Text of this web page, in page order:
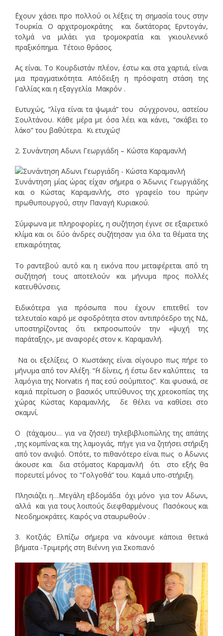
΄Εχουν χάσει προ πολλού οι λέξεις τη σημασία τους στην
Τουρκία. Ο αρχιτρομοκράτης και δικτάτορας Ερντογάν,
τολμά να μιλάει για τρομοκρατία και γκιουλενικό
πραξικόπημα. Τέτοιο θράσος.
Ας είναι. Το Κουρδιστάν πλέον, έστω και στα χαρτιά, είναι
μια πραγματικότητα. Απόδειξη η πρόσφατη στάση της
Γαλλίας και η εξαγγελία Μακρόν .
Ευτυχώς, “λίγα είναι τα ψωμιά” του σύγχρονου, αστείου
Σουλτάνου. Κάθε μέρα με όσα λέει και κάνει, “σκάβει το
λάκο” του βαθύτερα. Κι ετυχώς!
2. Συνάντηση Αδωνι Γεωργιάδη – Κώστα Καραμανλή
Συνάντηση μίας ώρας είχαν σήμερα ο Άδωνις Γεωργιάδης
και ο Κώστας Καραμανλής, στο γραφείο του πρώην
πρωθυπουργού, στην Παναγή Κυριακού.
Σύμφωνα με πληροφορίες, η συζήτηση έγινε σε εξαιρετικό
κλίμα και οι δύο άνδρες συζήτησαν για όλα τα θέματα της
επικαιρότητας.
Το ραντεβού αυτό και η εικόνα που μεταφέρεται από τη
συζήτησή τους αποτελούν και μήνυμα προς πολλές
κατευθύνσεις.
Ειδικότερα για πρόσωπα που έχουν επιτεθεί τον
τελευταίο καιρό με σφοδρότητα στον αντιπρόεδρο της ΝΔ,
υποστηρίζοντας ότι εκπροσωπούν την «ψυχή της
παράταξης», με αναφορές στον κ. Καραμανλή.
Να οι εξελίξεις. Ο Κωστάκης είναι σίγουρο πως πήρε το
μήνυμα από τον Αλέξη. “΄Η δίνεις, ή έστω δεν καλύπτεις τα
λαμόγια της Norvatis ή πας εσύ σούμπιτος”. Και φυσικά, σε
καμιά περίτωση ο βασικός υπεύθυνος της χρεοκοπίας της
χώρας Κώστας Καραμανλής, δε θέλει να καθίσει στο
σκαμνί.
Ο (τάχαμου… για να ζήσει!) τηλεβιβλιοπώλης της απάτης
,της κομπίνας και της λαμογιάς, πήγε για να ζητήσει στήριξη
από τον ανιψιό. Οπότε, το πιθανότερο είναι πως ο ΄Αδωνις
άκουσε και δια στόματος Καραμανλή ότι στο εξής θα
πορευτεί μόνος το “Γολγοθά” του. Καμιά υπο-στήριξη.
Πλησιάζει η…Μεγάλη εβδομάδα όχι μόνο για τον ΄Αδωνι,
αλλά και για τους λοιπούς διεφθαρμένους Πασόκους και
Νεοδημοκράτες. Καιρός να σταυρωθούν .
3. Κοτζιάς: Ελπίζω σήμερα να κάνουμε κάποια θετικά
βήματα -Τριμερής στη Βιέννη για Σκοπιανό